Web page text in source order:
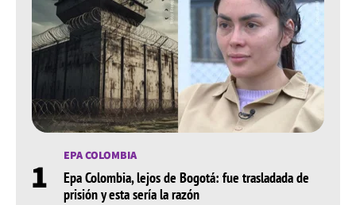
1 EPA COLOMBIA
Epa Colombia, lejos de Bogotá: fue trasladada de
prisión y esta sería la razón